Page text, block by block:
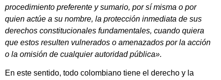
procedimiento preferente y sumario, por sí misma o por
quien actúe a su nombre, la protección inmediata de sus
derechos constitucionales fundamentales, cuando quiera
que estos resulten vulnerados o amenazados por la acción
o la omisión de cualquier autoridad pública».
En este sentido, todo colombiano tiene el derecho y la